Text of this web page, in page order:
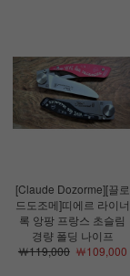
[Claude Dozorme][끌로
드도조메]띠에르 라이너
록 앙팡 프랑스 초슬림
경량 폴딩 나이프
￦119,000￦109,000